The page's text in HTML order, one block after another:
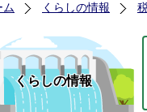
ム くらしの情報
くらしの情報